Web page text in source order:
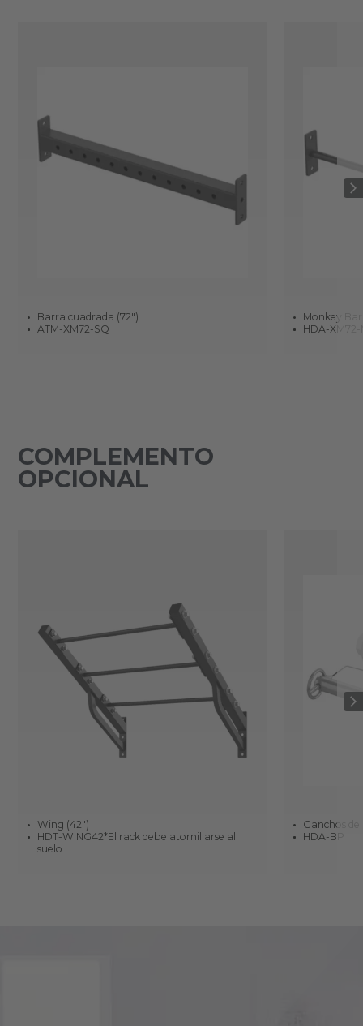
Barra cuadrada (72")
ATM-XM72-SQ
Monkey Bar
HDA-XM72-
COMPLEMENTO
OPCIONAL
Wing (42")
HDT-WING42*El rack debe atornillarse al
suelo
Ganchos
HDA-BP